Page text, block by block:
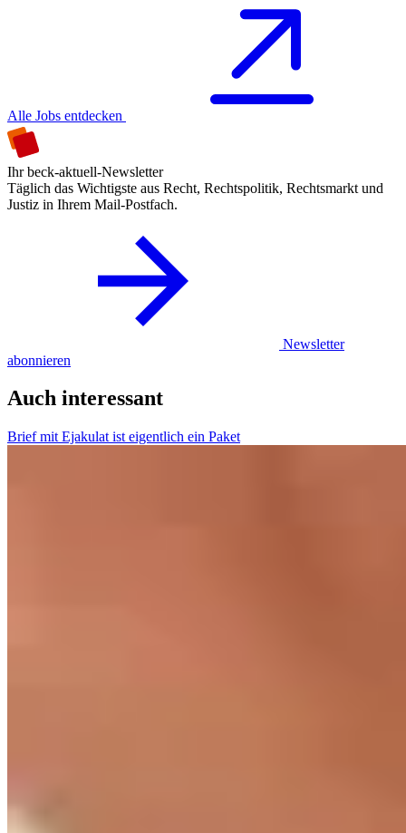
Alle Jobs entdecken
Ihr beck-aktuell-Newsletter
Täglich das Wichtigste aus Recht, Rechtspolitik, Rechtsmarkt und
Justiz in Ihrem Mail-Postfach.
Newsletter
abonnieren
Auch interessant
Brief mit Ejakulat ist eigentlich ein Paket